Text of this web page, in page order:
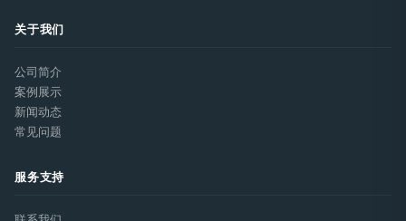
关于我们
公司简介
案例展示
新闻动态
常见问题
服务支持